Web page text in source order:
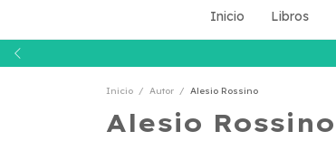
Inicio Libros
Inicio / Autor / Alesio Rossino
Alesio Rossino